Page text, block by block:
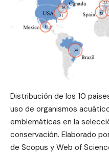
Distribución de los 10
uso de organismos
emblemáticas en la
conservación. Elaborado
de Scopus y Web of